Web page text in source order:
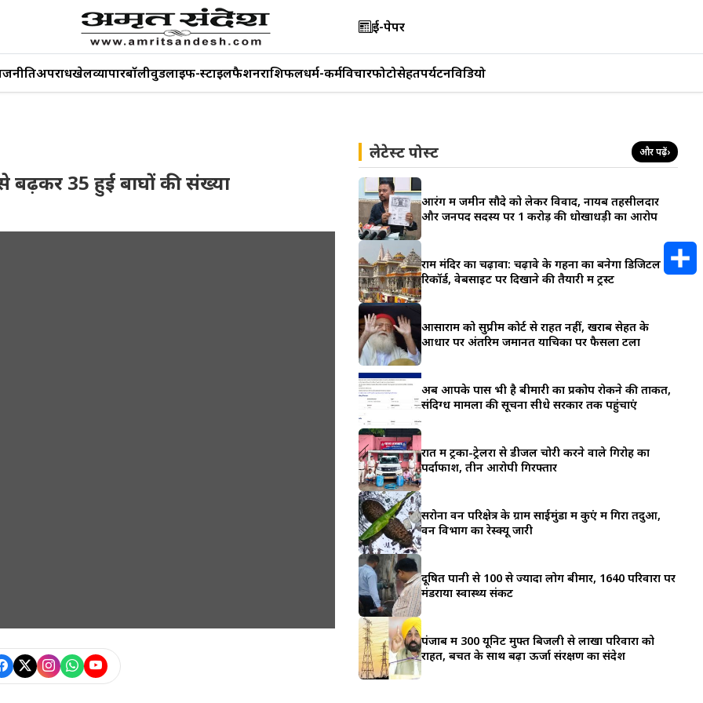
ई-पेपर
अपराधखेलव्यापारबॉलीवुडलाइफ-स्टाइलफैशनराशिफलधर्म-कर्मविचारफोटोसेहतपर्यटनविडियो
बढ़कर 35 हुई बाघों की संख्या
लेटेस्ट पोस्ट और पढ़ें›
आरंग में जमीन सौदे को लेकर विवाद, नायब तहसीलदार
और जनपद सदस्य पर 1 करोड़ की धोखाधड़ी का आरोप
राम मंदिर का चढ़ावा: चढ़ावे के गहनों का बनेगा डिजिटल
रिकॉर्ड, वेबसाइट पर दिखाने की तैयारी में ट्रस्ट
आसाराम को सुप्रीम कोर्ट से राहत नहीं, खराब सेहत के
आधार पर अंतरिम जमानत याचिका पर फैसला टला
अब आपके पास भी है बीमारी का प्रकोप रोकने की ताकत,
संदिग्ध मामलों की सूचना सीधे सरकार तक पहुंचाएं
रात में ट्रकों-ट्रेलरों से डीजल चोरी करने वाले गिरोह का
पर्दाफाश, तीन आरोपी गिरफ्तार
सरोना वन परिक्षेत्र के ग्राम साईमुंडा में कुएं में गिरा तेंदुआ,
वन विभाग का रेस्क्यू जारी
दूषित पानी से 100 से ज्यादा लोग बीमार, 1640 परिवारों पर
मंडराया स्वास्थ्य संकट
पंजाब में 300 यूनिट मुफ्त बिजली से लाखों परिवारों को
राहत, बचत के साथ बढ़ा ऊर्जा संरक्षण का संदेश
r